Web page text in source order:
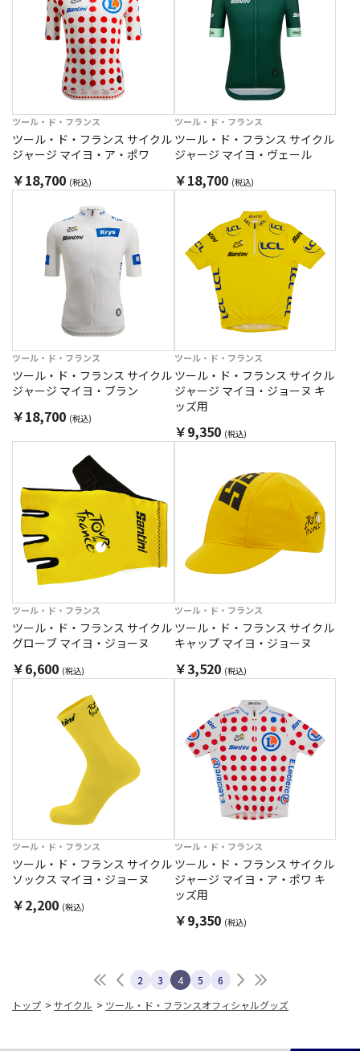
ツール・ド・フランス
ツール・ド・フランス サイクル
ジャージ マイヨ・ア・ポワ
￥18,700 (税込)
ツール・ド・フランス
ツール・ド・フランス サイクル
ジャージ マイヨ・ヴェール
￥18,700 (税込)
ツール・ド・フランス
ツール・ド・フランス サイクル
ジャージ マイヨ・ブラン
￥18,700 (税込)
ツール・ド・フランス
ツール・ド・フランス サイクル
ジャージ マイヨ・ジョーヌ キ
ッズ用
￥9,350 (税込)
ツール・ド・フランス
ツール・ド・フランス サイクル
グローブ マイヨ・ジョーヌ
￥6,600 (税込)
ツール・ド・フランス
ツール・ド・フランス サイクル
キャップ マイヨ・ジョーヌ
￥3,520 (税込)
ツール・ド・フランス
ツール・ド・フランス サイクル
ソックス マイヨ・ジョーヌ
￥2,200 (税込)
ツール・ド・フランス
ツール・ド・フランス サイクル
ジャージ マイヨ・ア・ポワ キ
ッズ用
￥9,350 (税込)
最初へ前へ
2 3 4 5 6 次へ
トップ > サイクル > ツール・ド・フランスオフィシャルグッズ